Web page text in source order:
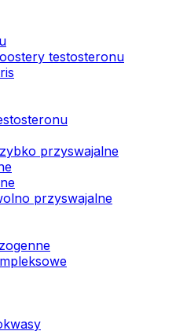
testosteronu
przyswajalne
przyswajalne